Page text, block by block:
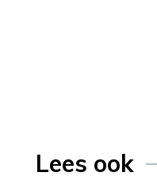
Lees ook